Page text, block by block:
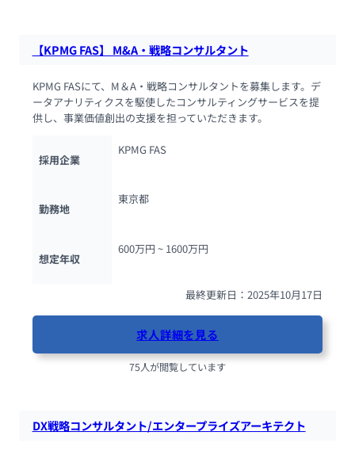
【KPMG FAS】 M&A・戦略コンサルタント
KPMG FASにて、M＆A・戦略コンサルタントを募集します。デ
ータアナリティクスを駆使したコンサルティングサービスを提
供し、事業価値創出の支援を担っていただきます。
採用企業
KPMG FAS
勤務地
東京都
想定年収
600万円 ~ 1600万円
最終更新日：2025年10月17日
求人詳細を見る
75人が閲覧しています
DX戦略コンサルタント/エンタープライズアーキテクト